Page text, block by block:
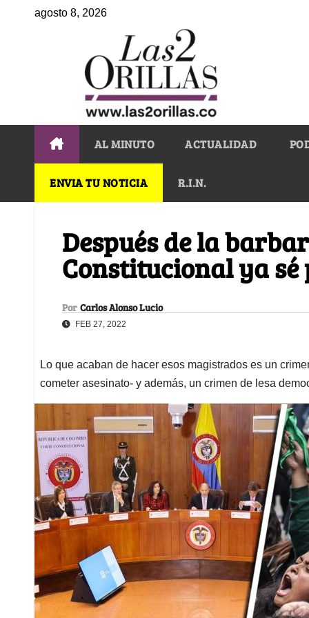
agosto 8, 2026
AL MINUTO ACTUALIDAD
ENVIA TU NOTICIA R.I.N.
Después de la
Constitucional ya
Por Carlos Alonso Lucio
FEB 27, 2022
Lo que acaban de hacer esos magistrados es un
cometer asesinato- y además, un crimen de lesa